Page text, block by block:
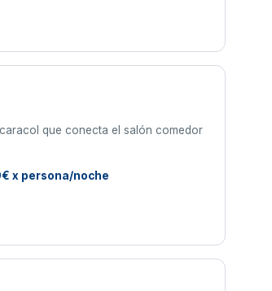
que conecta el salón comedor
x persona/noche